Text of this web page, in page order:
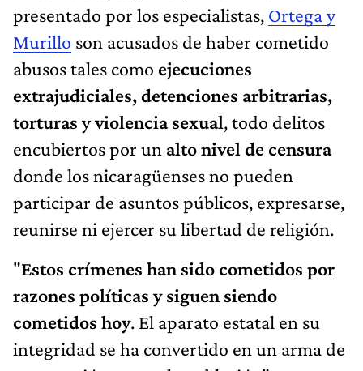
presentado por los especialistas, Ortega y
Murillo son acusados de haber cometido
abusos tales como ejecuciones
extrajudiciales, detenciones arbitrarias,
torturas yviolencia sexual, todo delitos
encubiertos por un alto nivel de censura
donde los nicaragüenses no pueden
participar de asuntos públicos, expresarse,
reunirse ni ejercer su libertad de religión.
"Estos crímenes han sido cometidos por
razones políticas y siguen siendo
cometidos hoy. El aparato estatal en su
integridad se ha convertido en un arma de